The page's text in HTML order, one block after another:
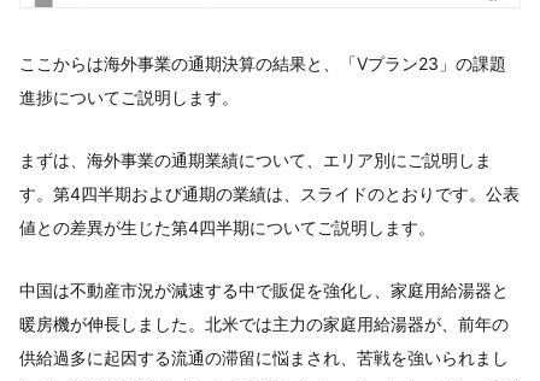
ここからは海外事業の通期決算の結果と、「Vプラン23」の課題
進捗についてご説明します。
まずは、海外事業の通期業績について、エリア別にご説明しま
す。第4四半期および通期の業績は、スライドのとおりです。公表
値との差異が生じた第4四半期についてご説明します。
中国は不動産市況が減速する中で販促を強化し、家庭用給湯器と
暖房機が伸長しました。北米では主力の家庭用給湯器が、前年の
供給過多に起因する流通の滞留に悩まされ、苦戦を強いられまし